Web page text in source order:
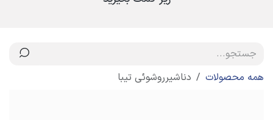
همه محصولات دناشیرروشوئی تیبا